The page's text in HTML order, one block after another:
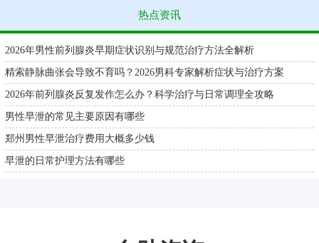
热点资讯
2026年男性前列腺炎早期症状识别与规范治疗方法全解析
精索静脉曲张会导致不育吗？2026男科专家解析症状与治疗方案
2026年前列腺炎反复发作怎么办？科学治疗与日常调理全攻略
男性早泄的常见主要原因有哪些
郑州男性早泄治疗费用大概多少钱
早泄的日常护理方法有哪些